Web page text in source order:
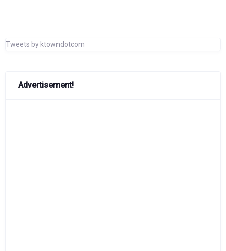
Tweets by ktowndotcom
Advertisement!